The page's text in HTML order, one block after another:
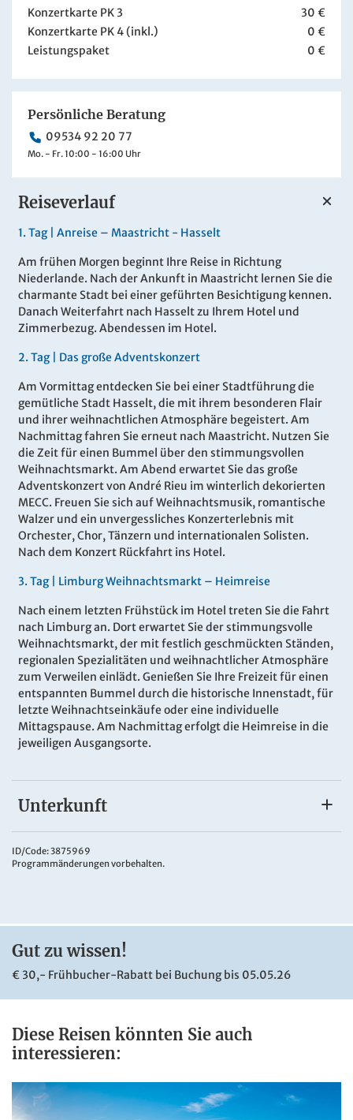
Reiseverlauf
1. Tag | Anreise – Maastricht - Hasselt
Am frühen Morgen beginnt Ihre Reise in Richtung
Niederlande. Nach der Ankunft in Maastricht lernen Sie die
charmante Stadt bei einer geführten Besichtigung kennen.
Danach Weiterfahrt nach Hasselt zu Ihrem Hotel und
Zimmerbezug. Abendessen im Hotel.
2. Tag | Das große Adventskonzert
Am Vormittag entdecken Sie bei einer Stadtführung die
gemütliche Stadt Hasselt, die mit ihrem besonderen Flair
und ihrer weihnachtlichen Atmosphäre begeistert. Am
Nachmittag fahren Sie erneut nach Maastricht. Nutzen Sie
die Zeit für einen Bummel über den stimmungsvollen
Weihnachtsmarkt. Am Abend erwartet Sie das große
Adventskonzert von André Rieu im winterlich dekorierten
MECC. Freuen Sie sich auf Weihnachtsmusik, romantische
Walzer und ein unvergessliches Konzerterlebnis mit
Orchester, Chor, Tänzern und internationalen Solisten.
Nach dem Konzert Rückfahrt ins Hotel.
3. Tag | Limburg Weihnachtsmarkt – Heimreise
Nach einem letzten Frühstück im Hotel treten Sie die Fahrt
nach Limburg an. Dort erwartet Sie der stimmungsvolle
Weihnachtsmarkt, der mit festlich geschmückten Ständen,
regionalen Spezialitäten und weihnachtlicher Atmosphäre
zum Verweilen einlädt. Genießen Sie Ihre Freizeit für einen
entspannten Bummel durch die historische Innenstadt, für
letzte Weihnachtseinkäufe oder eine individuelle
Mittagspause. Am Nachmittag erfolgt die Heimreise in die
jeweiligen Ausgangsorte.
Unterkunft
Ihr Hotel
DasPark Inn By Radisson Hasselt
Marktplatz von Hasselt entfernt. Freuen Sie sich auf
angenehmen Aufenthalt.
ID/Code: 3875969
Programmänderungen vorbehalten.
Konzertkarte PK 3
30 €
Konzertkarte PK 4 (inkl.)
0 €
Leistungspaket
0 €
Persönliche Beratung
09534 92 20 77
Mo. - Fr. 10:00 - 16:00 Uhr
Gut zu wissen!
€ 30,- Frühbucher-Rabatt bei Buchung bis 05.05.26
Diese Reisen könnten Sie auch
interessieren: